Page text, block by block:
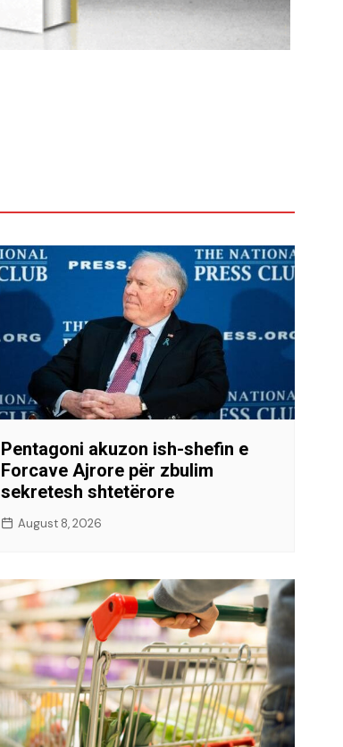
Pentagoni akuzon ish-shefin e
Forcave Ajrore për zbulim
sekretesh shtetërore
August 8, 2026